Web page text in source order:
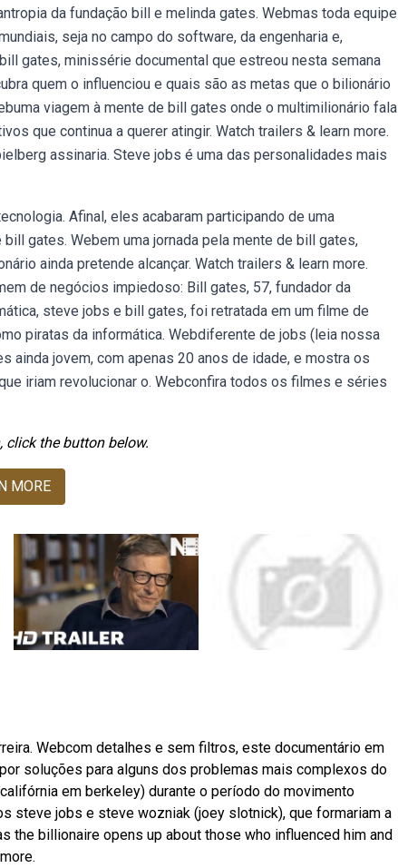
da fundação bill e melinda gates. Webmas toda equipe
seja no campo do software, da engenharia e,
gates, minissérie documental que estreou nesta semana
quem o influenciou e quais são as metas que o bilionário
viagem à mente de bill gates onde o multimilionário fala
que continua a querer atingir. Watch trailers & learn more.
assinaria. Steve jobs é uma das personalidades mais
Afinal, eles acabaram participando de uma
gates. Webem uma jornada pela mente de bill gates,
ainda pretende alcançar. Watch trailers & learn more.
de negócios impiedoso: Bill gates, 57, fundador da
steve jobs e bill gates, foi retratada em um filme de
piratas da informática. Webdiferente de jobs (leia nossa
ainda jovem, com apenas 20 anos de idade, e mostra os
iriam revolucionar o. Webconfira todos os filmes e séries
click the button below.
MORE
Webcom detalhes e sem filtros, este documentário em
soluções para alguns dos problemas mais complexos do
em berkeley) durante o período do movimento
steve jobs e steve wozniak (joey slotnick), que formariam a
the billionaire opens up about those who influenced him and